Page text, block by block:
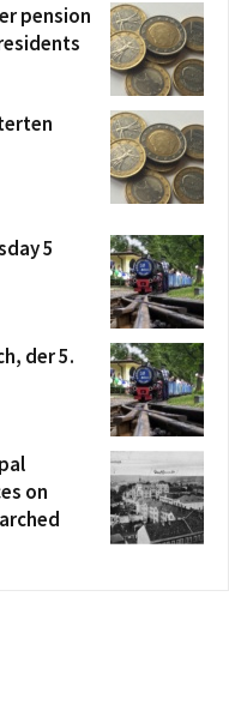
pension
5
der 5.
on